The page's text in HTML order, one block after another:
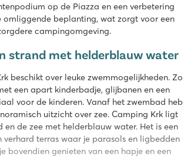
op de Piazza en een verbetering
omliggende beplanting, wat zorgt voor een
campingomgeving.
strand met helderblauw water
beschikt over leuke zwemmogelijkheden. Zo
een apart kinderbadje, glijbanen en een
voor de kinderen. Vanaf het zwembad heb
uitzicht over zee. Camping Krk ligt
de zee met helderblauw water. Het is een
verhard terras waar je parasols en ligbedden
bovendien genieten van een hapje en een